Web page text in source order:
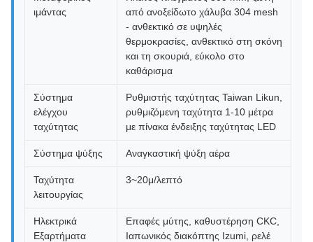
ιμάντας
από ανοξείδωτο χάλυβα 304 mesh
- ανθεκτικό σε υψηλές
θερμοκρασίες, ανθεκτικό στη σκόνη
και τη σκουριά, εύκολο στο
καθάρισμα
Σύστημα
ελέγχου
ταχύτητας
Ρυθμιστής ταχύτητας Taiwan Likun,
ρυθμιζόμενη ταχύτητα 1-10 μέτρα
με πίνακα ένδειξης ταχύτητας LED
Σύστημα ψύξης Αναγκαστική ψύξη αέρα
Ταχύτητα
λειτουργίας
3~20μ/λεπτό
Ηλεκτρικά
Εξαρτήματα
Επαφές μύτης, καθυστέρηση CKC,
Ιαπωνικός διακόπτης Izumi, ρελέ